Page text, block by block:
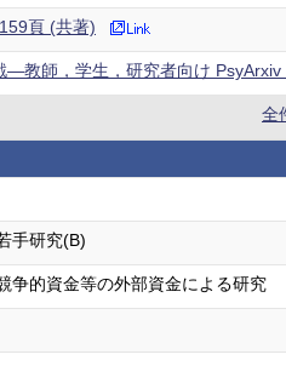
頁 (共著)
—教師，学生，研究者向け PsyArxiv
全
手研究(B)
争的資金等の外部資金による研究